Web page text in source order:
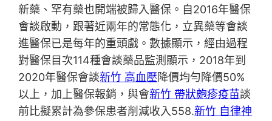
新藥、罕有藥也開端被歸入醫保。自2016年醫保
會談啟動，跟著近兩年的常態化，立異藥等會談
進醫保已是每年的重頭戲。數據顯示，經由過程
對醫保目次114種會談藥品監測顯示，2018年到
2020年醫保會談新竹 高血壓降價均勻降價50%
以上，加上醫保報銷，與會新竹 帶狀皰疹疫苗談
前比擬累計為參保患者削減收入558.新竹 自律神